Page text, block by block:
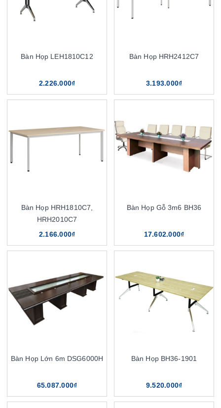
Bàn Họp LEH1810C12
2.226.000₫
Bàn Họp HRH2412C7
3.193.000₫
Bàn Họp HRH1810C7,
HRH2010C7
2.166.000₫
Bàn Họp Gỗ 3m6 BH36
17.602.000₫
Bàn Họp Lớn 6m DSG6000H
65.087.000₫
Bàn Họp BH36-1901
9.520.000₫